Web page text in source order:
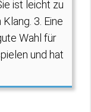
ist leicht zu
3. Eine
Wahl für
und hat